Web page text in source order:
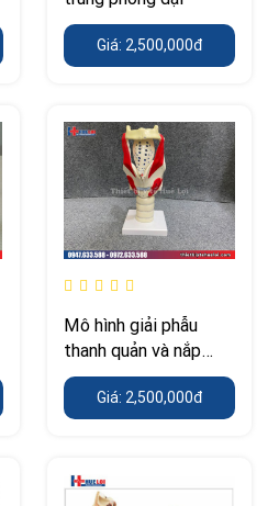
Giá: 2,500,000đ
Mô hình giải phẫu
thanh quản và nắp
thanh môn
Giá: 2,500,000đ